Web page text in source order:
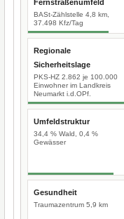
Fernstraßenumfeld
BASt-Zählstelle 4,8 km,
37.498 Kfz/Tag
Regionale
Sicherheitslage
PKS-HZ 2.862 je 100.000
Einwohner im Landkreis
Neumarkt i.d.OPf.
Umfeldstruktur
34,4 % Wald, 0,4 %
Gewässer
Gesundheit
Traumazentrum 5,9 km